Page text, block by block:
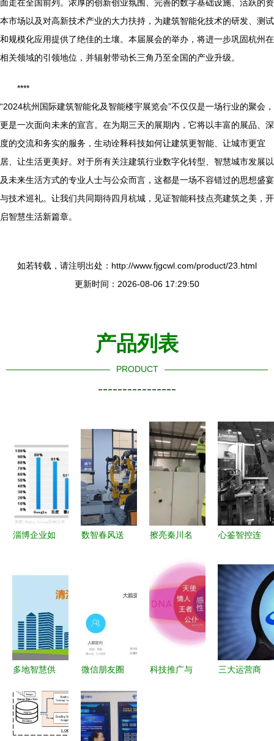
面走在全国前列。浓厚的创新创业氛围、完善的数字基础设施、活跃的资
本市场以及对高新技术产业的大力扶持，为建筑智能化技术的研发、测试
和规模化应用提供了绝佳的土壤。本届展会的举办，将进一步巩固杭州在
相关领域的引领地位，并辐射带动长三角乃至全国的产业升级。
****
“2024杭州国际建筑智能化及智能楼宇展览会”不仅仅是一场行业的聚会，
更是一次面向未来的宣言。在为期三天的展期内，它将以丰富的展品、深
度的交流和务实的服务，生动诠释科技如何让建筑更智能、让城市更宜
居、让生活更美好。对于所有关注建筑行业数字化转型、智慧城市发展以
及未来生活方式的专业人士与公众而言，这都是一场不容错过的思想盛宴
与技术巡礼。让我们共同期待四月杭城，见证智能科技点亮建筑之美，开
启智慧生活新篇章。
如若转载，请注明出处：http://www.fjgcwl.com/product/23.html
更新时间：2026-08-06 17:29:50
产品列表
PRODUCT
----------------
淄博企业如
与本地网络
字化转型
数智春风送
擦亮秦川名
务团队用实
际行动践
行“用户先
赢 科技推
广和应用服
务”
心鉴智控连
近亿元融资
工业机器视
觉应用服务
商的突围之
路
多地智慧供
技让温暖既
暖身又暖心
微信朋友圈
厚拓科技赋
能企业数字
科技推广与
三大运营商